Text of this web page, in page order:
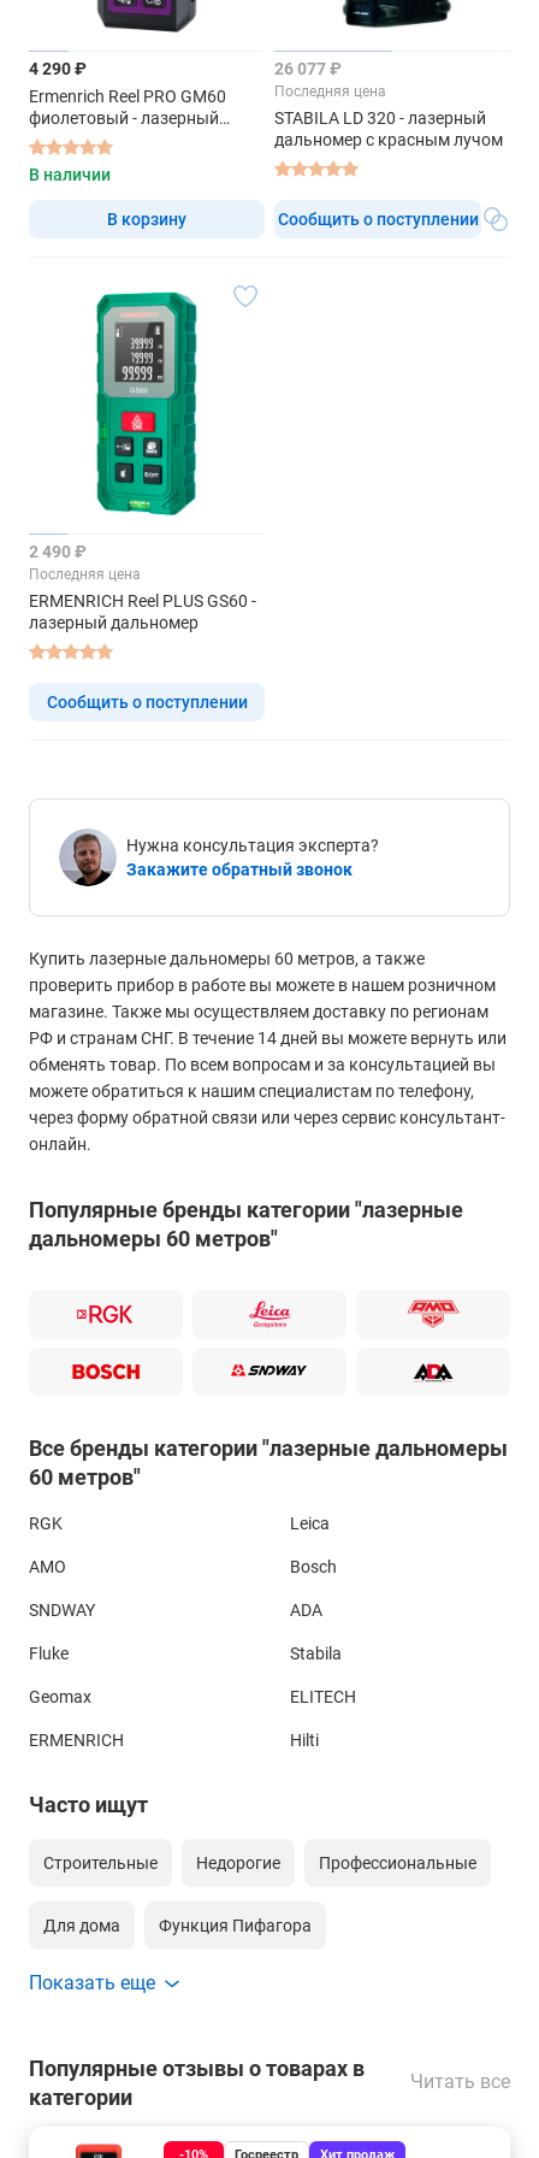
4 290 ₽
Ermenrich Reel PRO GM60
фиолетовый - лазерный
дальномер
В наличии
В корзину
26 077 ₽
Последняя цена
STABILA LD 320 - лазерный
дальномер с красным лучом
Сообщить о поступлении
2 490 ₽
Последняя цена
ERMENRICH Reel PLUS GS60 -
лазерный дальномер
Сообщить о поступлении
Нужна консультация эксперта?
Закажите обратный звонок
Купить лазерные дальномеры 60 метров, а также
проверить прибор в работе вы можете в нашем розничном
магазине. Также мы осуществляем доставку по регионам
РФ и странам СНГ. В течение 14 дней вы можете вернуть или
обменять товар. По всем вопросам и за консультацией вы
можете обратиться к нашим специалистам по телефону,
через форму обратной связи или через сервис консультант-
онлайн.
Популярные бренды категории "лазерные
дальномеры 60 метров"
Все бренды категории "лазерные дальномеры
60 метров"
RGK Leica
AMO Bosch
SNDWAY ADA
Fluke Stabila
Geomax ELITECH
ERMENRICH Hilti
Часто ищут
Строительные Недорогие Профессиональные
Для дома Функция Пифагора
Сложения и вычитания
С зеленым лучом
Показать еще
Популярные отзывы о товарах в
категории
Читать все